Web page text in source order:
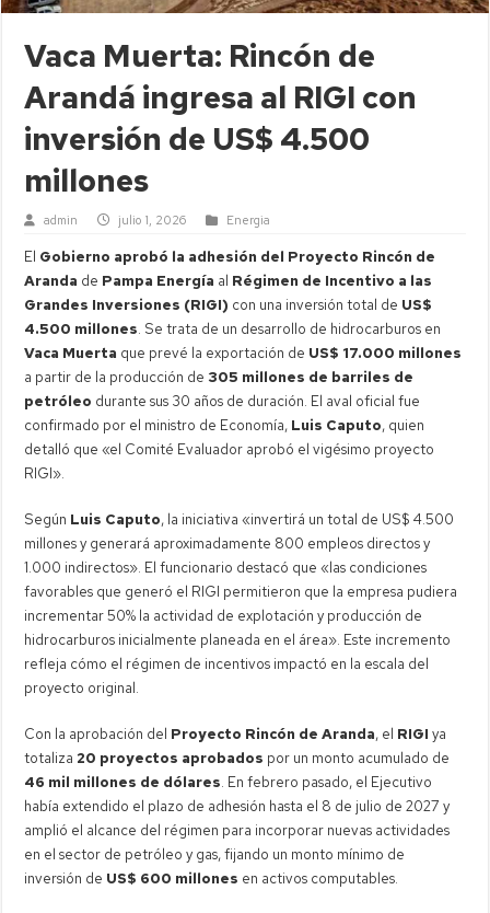
Vaca Muerta: Rincón de
Arandá ingresa al RIGI con
inversión de US$ 4.500
millones
admin julio 1, 2026 Energia
El Gobierno aprobó la adhesión del Proyecto Rincón de
Aranda de Pampa Energía al Régimen de Incentivo a las
Grandes Inversiones (RIGI) con una inversión total de US$
4.500 millones. Se trata de un desarrollo de hidrocarburos en
Vaca Muerta que prevé la exportación de US$ 17.000 millones
a partir de la producción de 305 millones de barriles de
petróleo durante sus 30 años de duración. El aval oficial fue
confirmado por el ministro de Economía, Luis Caputo, quien
detalló que «el Comité Evaluador aprobó el vigésimo proyecto
RIGI».
Según Luis Caputo, la iniciativa «invertirá un total de US$ 4.500
millones y generará aproximadamente 800 empleos directos y
1.000 indirectos». El funcionario destacó que «las condiciones
favorables que generó el RIGI permitieron que la empresa pudiera
incrementar 50% la actividad de explotación y producción de
hidrocarburos inicialmente planeada en el área». Este incremento
refleja cómo el régimen de incentivos impactó en la escala del
proyecto original.
Con la aprobación del Proyecto Rincón de Aranda, el RIGI ya
totaliza 20 proyectos aprobados por un monto acumulado de
46 mil millones de dólares. En febrero pasado, el Ejecutivo
había extendido el plazo de adhesión hasta el 8 de julio de 2027 y
amplió el alcance del régimen para incorporar nuevas actividades
en el sector de petróleo y gas, fijando un monto mínimo de
inversión de US$ 600 millones en activos computables.